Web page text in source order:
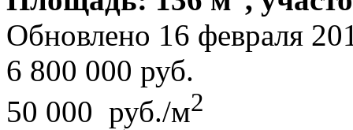
Обновлено 16 февраля
6 800 000 руб.
50 000 руб./м2